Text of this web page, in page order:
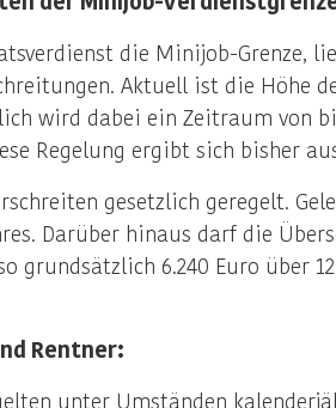
die Minijob-Grenze,
Aktuell ist die Höhe
wird dabei ein Zeitraum von
Regelung ergibt sich bisher
gesetzlich geregelt.
Darüber hinaus darf die
6.240 Euro über
Rentner:
unter Umständen